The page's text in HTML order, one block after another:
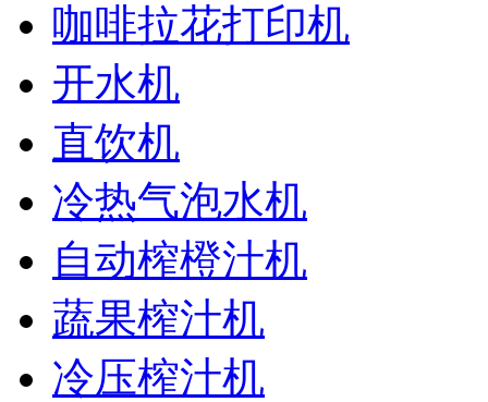
咖啡拉花打印机
开水机
直饮机
冷热气泡水机
自动榨橙汁机
蔬果榨汁机
冷压榨汁机